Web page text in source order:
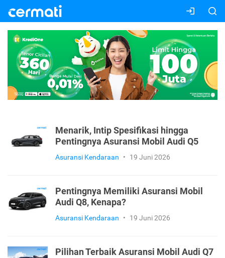
Menarik, Intip Spesifikasi hingga
Pentingnya Asuransi Mobil Audi Q5
Asuransi Kendaraan • 19 Juni 2026
Pentingnya Memiliki Asuransi Mobil
Audi Q8, Kenapa?
Asuransi Kendaraan • 19 Juni 2026
Pilihan Terbaik Asuransi Mobil Audi Q7